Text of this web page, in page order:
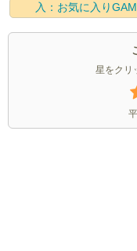
入：お気に入り
星をクリ